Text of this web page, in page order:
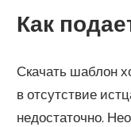
Как
Скачать шаблон
в отсутствие
недостаточно.